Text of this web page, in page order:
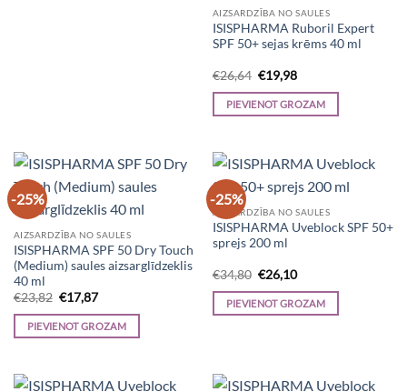
AIZSARDZĪBA NO SAULES
ISISPHARMA Ruboril Expert
SPF 50+ sejas krēms 40 ml
€26,64 Original
price
was:
€26,64.
€19,98Current
is:
€19,98.
PIEVIENOT GROZAM
-25%
AIZSARDZĪBA NO SAULES
ISISPHARMA SPF 50 Dry Touch
(Medium) saules aizsarglīdzeklis
40 ml
€23,82 Original
price
was:
€23,82.
€17,87Current
is:
€17,87.
PIEVIENOT GROZAM
-25%
AIZSARDZĪBA NO SAULES
ISISPHARMA Uveblock SPF 50+
sprejs 200 ml
€34,80 Original
price
was:
€34,80.
€26,10Current
is:
€26,10.
PIEVIENOT GROZAM